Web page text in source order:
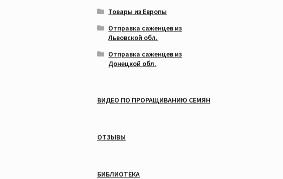
Товары из Европы
Отправка саженцев из
Львовской обл.
Отправка саженцев из
Донецкой обл.
ВИДЕО ПО ПРОРАЩИВАНИЮ СЕМЯН
ОТЗЫВЫ
БИБЛИОТЕКА